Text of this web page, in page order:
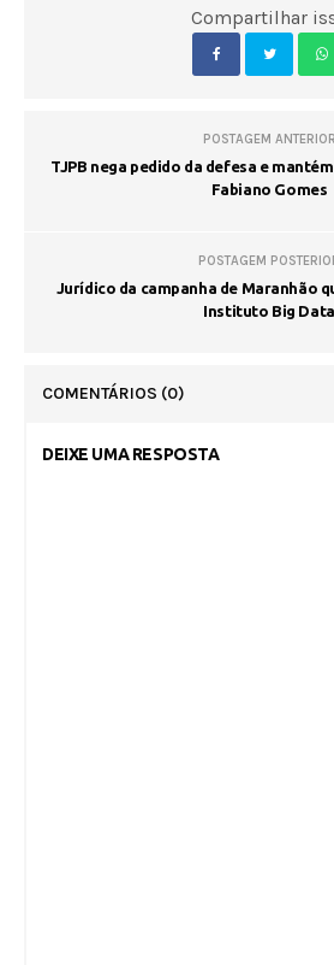
Compartilhar
POSTAGEM ANTERIOR
TJPB nega pedido da defesa e
Fabiano Gomes
POSTAGEM
Jurídico da campanha de Maranhão
Instituto Big Data
COMENTÁRIOS (0)
DEIXE UMA RESPOSTA